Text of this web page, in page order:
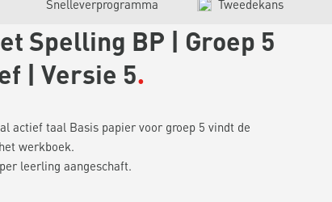
Snelleverprogramma Tweedekans
Spelling BP | Groep 5
| Versie 5
actief taal Basis papier voor groep 5 vindt de
werkboek.
leerling aangeschaft.